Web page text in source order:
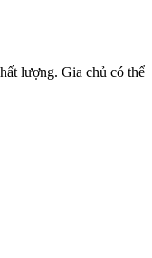
lượng. Gia chủ có thể